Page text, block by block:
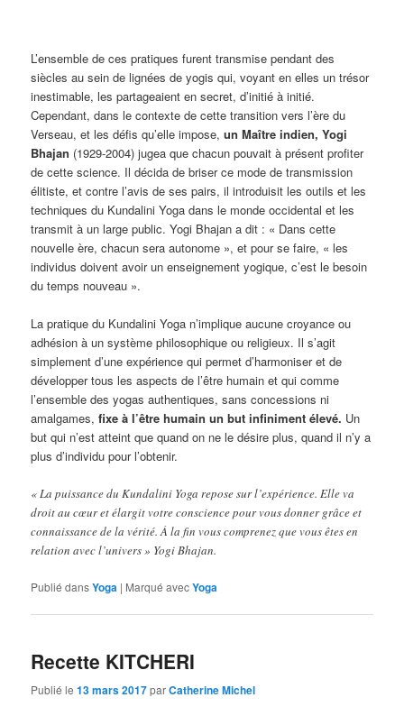
L’ensemble de ces pratiques furent transmise pendant des
siècles au sein de lignées de yogis qui, voyant en elles un trésor
inestimable, les partageaient en secret, d’initié à initié.
Cependant, dans le contexte de cette transition vers l’ère du
Verseau, et les défis qu’elle impose,un Maître indien, Yogi
Bhajan (1929-2004) jugea que chacun pouvait à présent profiter
de cette science. Il décida de briser ce mode de transmission
élitiste, et contre l’avis de ses pairs, il introduisit les outils et les
techniques du Kundalini Yoga dans le monde occidental et les
transmit à un large public. Yogi Bhajan a dit : « Dans cette
nouvelle ère, chacun sera autonome », et pour se faire, « les
individus doivent avoir un enseignement yogique, c’est le besoin
du temps nouveau ».
La pratique du Kundalini Yoga n’implique aucune croyance ou
adhésion à un système philosophique ou religieux. Il s’agit
simplement d’une expérience qui permet d’harmoniser et de
développer tous les aspects de l’être humain et qui comme
l’ensemble des yogas authentiques, sans concessions ni
amalgames,fixe à l’être humain un but infiniment élevé. Un
but qui n’est atteint que quand on ne le désire plus, quand il n’y a
plus d’individu pour l’obtenir.
« La puissance du Kundalini Yoga repose sur l’expérience. Elle va
droit au cœur et élargit votre conscience pour vous donner grâce et
connaissance de la vérité. À la fin vous comprenez que vous êtes en
relation avec l’univers » Yogi Bhajan.
Publié dansYoga | Marqué avecYoga
Recette KITCHERI
Publié le13 mars 2017parCatherine Michel